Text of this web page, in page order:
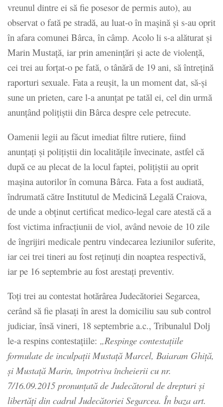
vreunul dintre ei să fie posesor de permis auto), au
observat o fată pe stradă, au luat-o în maşină şi s-au oprit
în afara comunei Bârca, în câmp. Acolo li s-a alăturat şi
Marin Mustaţă, iar prin ameninţări şi acte de violenţă,
cei trei au forţat-o pe fată, o tânără de 19 ani, să întreţină
raporturi sexuale. Fata a reuşit, la un moment dat, să-şi
sune un prieten, care l-a anunţat pe tatăl ei, cel din urmă
anunţând poliţiştii din Bârca despre cele petrecute.
Oamenii legii au făcut imediat filtre rutiere, fiind
anunţaţi şi poliţiştii din localităţile învecinate, astfel că
după ce au plecat de la locul faptei, poliţiştii au oprit
maşina autorilor în comuna Bârca. Fata a fost audiată,
îndrumată către Institutul de Medicină Legală Craiova,
de unde a obţinut certificat medico-legal care atestă că a
fost victima infracţiunii de viol, având nevoie de 10 zile
de îngrijiri medicale pentru vindecarea leziunilor suferite,
iar cei trei tineri au fost reţinuţi din noaptea respectivă,
iar pe 16 septembrie au fost arestaţi preventiv.
Toţi trei au contestat hotărârea Judecătoriei Segarcea,
cerând să fie plasaţi în arest la domiciliu sau sub control
judiciar, însă vineri, 18 septembrie a.c., Tribunalul Dolj
le-a respins contestaţiile: „Respinge contestaţiile
formulate de inculpaţii Mustaţă Marcel, Baiaram Ghiţă,
şi Mustaţă Marin, împotriva încheierii cu nr.
7/16.09.2015 pronunţată de Judecătorul de drepturi şi
libertăţi din cadrul Judecătoriei Segarcea. În baza art.